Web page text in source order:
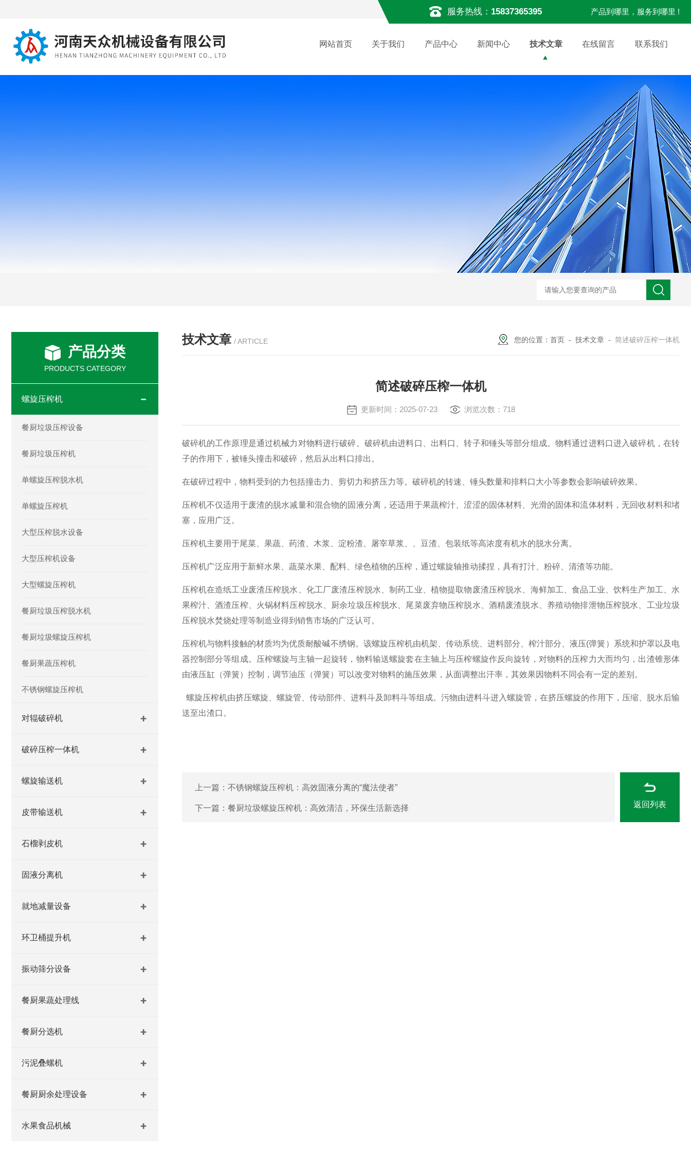
服务热线： 15837365395 产品到哪里，服务到哪里 !
网站首页 关于我们 产品中心 新闻中心 技术文章 在线留言 联系我们
技术文章 / ARTICLE 您的位置： 首页 - 技术文章 - 简述破碎压榨一体机
简述破碎压榨一体机
更新时间：2025-07-23 浏览次数：718
破碎机的工作原理是通过机械力对物料进行破碎。破碎机由进料口、出料口、转子和锤头等部分组成。物料通过进料口进入破碎机，在转
子的作用下，被锤头撞击和破碎，然后从出料口排出。
在破碎过程中，物料受到的力包括撞击力、剪切力和挤压力等。破碎机的转速、锤头数量和排料口大小等参数会影响破碎效果。
压榨机不仅适用于废渣的脱水减量和混合物的固液分离，还适用于果蔬榨汁、涩涩的固体材料、光滑的固体和流体材料，无回收材料和堵
塞，应用广泛。
压榨机主要用于尾菜、果蔬、药渣、木浆、淀粉渣、屠宰草浆、、豆渣、包装纸等高浓度有机水的脱水分离。
压榨机广泛应用于新鲜水果、蔬菜水果、配料、绿色植物的压榨，通过螺旋轴推动揉捏，具有打汁、粉碎、清渣等功能。
压榨机在造纸工业废渣压榨脱水、化工厂废渣压榨脱水、制药工业、植物提取物废渣压榨脱水、海鲜加工、食品工业、饮料生产加工、水
果榨汁、酒渣压榨、火锅材料压榨脱水、厨余垃圾压榨脱水、尾菜废弃物压榨脱水、酒精废渣脱水、养殖动物排泄物压榨脱水、工业垃圾
压榨脱水焚烧处理等制造业得到销售市场的广泛认可。
压榨机与物料接触的材质均为优质耐酸碱不绣钢。该螺旋压榨机由机架、传动系统、进料部分、榨汁部分、液压(弹簧）系统和护罩以及电
器控制部分等组成。压榨螺旋与主轴一起旋转，物料输送螺旋套在主轴上与压榨螺旋作反向旋转，对物料的压榨力大而均匀，出渣锥形体
由液压缸（弹簧）控制，调节油压（弹簧）可以改变对物料的施压效果，从面调整出汗率，其效果因物料不同会有一定的差别。
螺旋压榨机由挤压螺旋、螺旋管、传动部件、进料斗及卸料斗等组成。污物由进料斗进入螺旋管，在挤压螺旋的作用下，压缩、脱水后输
送至出渣口。
上一篇： 不锈钢螺旋压榨机：高效固液分离的“魔法使者”
下一篇： 餐厨垃圾螺旋压榨机：高效清洁，环保生活新选择 返回列表
产品分类
PRODUCTS CATEGORY
螺旋压榨机
餐厨垃圾压榨设备
餐厨垃圾压榨机
单螺旋压榨脱水机
单螺旋压榨机
大型压榨脱水设备
大型压榨机设备
大型螺旋压榨机
餐厨垃圾压榨脱水机
餐厨垃圾螺旋压榨机
餐厨果蔬压榨机
不锈钢螺旋压榨机
对辊破碎机
破碎压榨一体机
螺旋输送机
皮带输送机
石榴剥皮机
固液分离机
就地减量设备
环卫桶提升机
振动筛分设备
餐厨果蔬处理线
餐厨分选机
污泥叠螺机
餐厨厨余处理设备
水果食品机械